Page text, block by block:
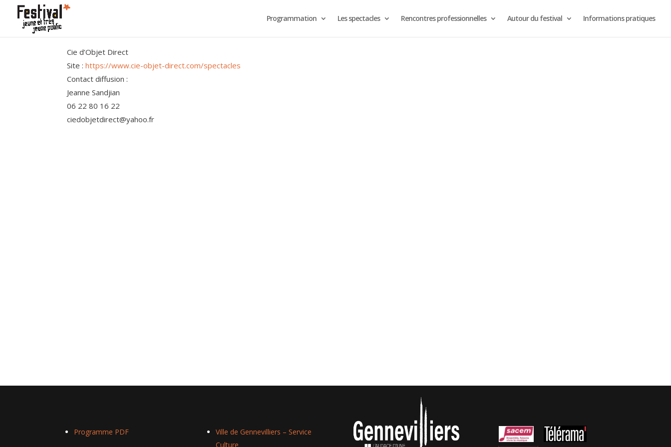
Programmation Les spectacles Rencontres professionnelles Autour du festival Informations pratiques
Cie d’Objet Direct
Site :https://www.cie-objet-direct.com/spectacles
Contact diffusion :
Jeanne Sandjian
06 22 80 16 22
ciedobjetdirect@yahoo.fr
Programme PDF
Ville de Gennevilliers – Service
Culture